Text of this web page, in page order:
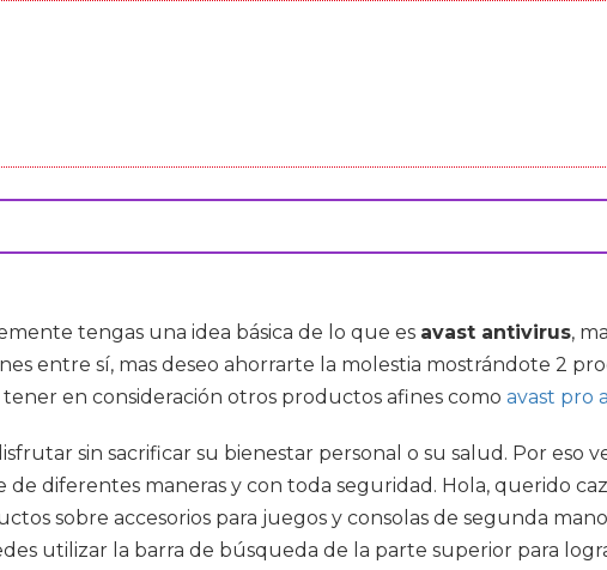
tengas una idea básica de lo que es avast antivirus,
entre sí, mas deseo ahorrarte la molestia mostrándote 2
en consideración otros productos afines como avast pro
sin sacrificar su bienestar personal o su salud. Por eso
diferentes maneras y con toda seguridad. Hola, querido
sobre accesorios para juegos y consolas de segunda
utilizar la barra de búsqueda de la parte superior para